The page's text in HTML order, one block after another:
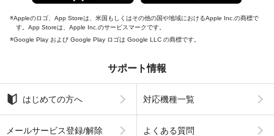
Appleのロゴ、App Storeは、米国もしくはその他の国や地域におけるApple Inc.の商標で
す。App Storeは、Apple Inc.のサービスマークです。
Google Play および Google Play ロゴは Google LLC の商標です。
サポート情報
はじめての方へ 対応機種一覧
メールサービス登録/解除 よくある質問